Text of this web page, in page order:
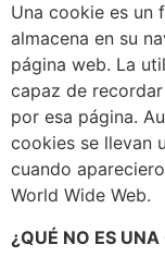
Una cookie es un
almacena en su
página web. La
capaz de
por esa página.
cookies se llevan
cuando
World Wide Web.
¿QUÉ NO ES